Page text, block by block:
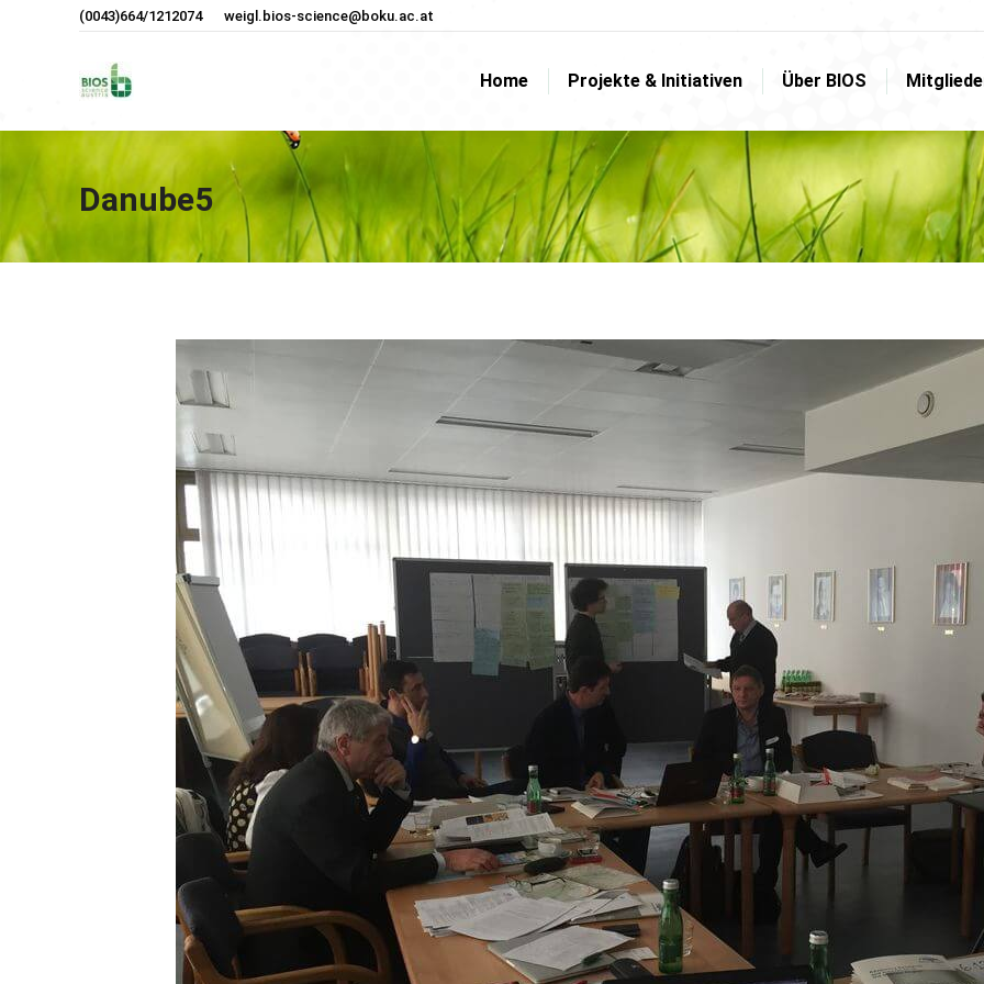
(0043)664/1212074 weigl.bios-science@boku.ac.at
Home Projekte & Initiativen Über BIOS
Danube5
Home Projekte & Initiativen Über BIOS